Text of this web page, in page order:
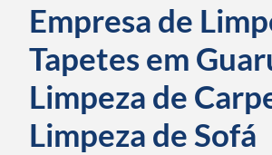
Empresa de
Tapetes em
Limpeza de
Limpeza de Sofá